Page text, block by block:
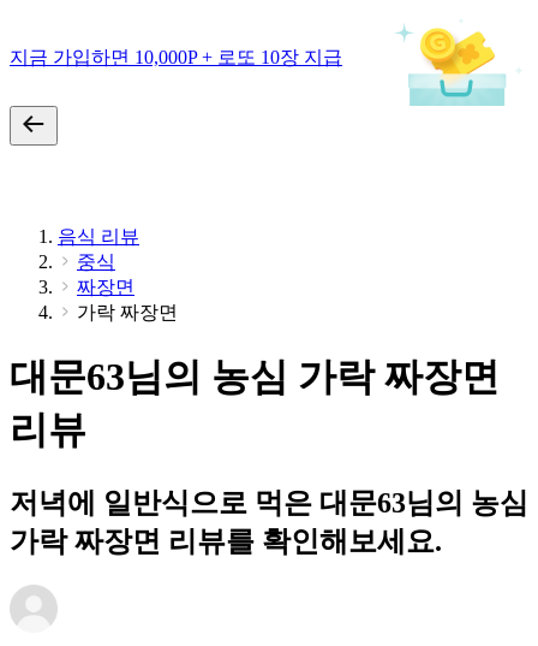
지금 가입하면 10,000P + 로또 10장 지급
음식 리뷰
중식
짜장면
가락 짜장면
대문63님의 농심 가락 짜장면
리뷰
저녁에 일반식으로 먹은 대문63님의 농심
가락 짜장면 리뷰를 확인해보세요.